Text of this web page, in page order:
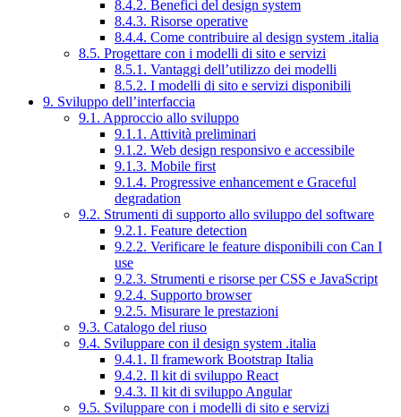
8.4.2. Benefici del design system
8.4.3. Risorse operative
8.4.4. Come contribuire al design system .italia
8.5. Progettare con i modelli di sito e servizi
8.5.1. Vantaggi dell’utilizzo dei modelli
8.5.2. I modelli di sito e servizi disponibili
9. Sviluppo dell’interfaccia
9.1. Approccio allo sviluppo
9.1.1. Attività preliminari
9.1.2. Web design responsivo e accessibile
9.1.3. Mobile first
9.1.4. Progressive enhancement e Graceful
degradation
9.2. Strumenti di supporto allo sviluppo del software
9.2.1. Feature detection
9.2.2. Verificare le feature disponibili con Can I
use
9.2.3. Strumenti e risorse per CSS e JavaScript
9.2.4. Supporto browser
9.2.5. Misurare le prestazioni
9.3. Catalogo del riuso
9.4. Sviluppare con il design system .italia
9.4.1. Il framework Bootstrap Italia
9.4.2. Il kit di sviluppo React
9.4.3. Il kit di sviluppo Angular
9.5. Sviluppare con i modelli di sito e servizi